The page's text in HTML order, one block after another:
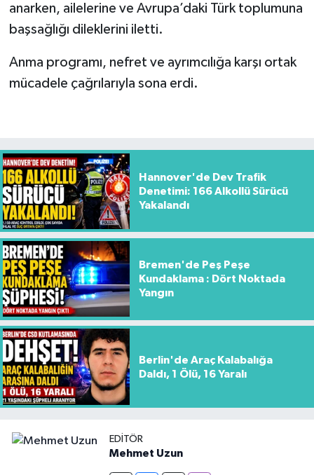
anarken, ailelerine ve Avrupa’daki Türk toplumuna
başsağlığı dileklerini iletti.
Anma programı, nefret ve ayrımcılığa karşı ortak
mücadele çağrılarıyla sona erdi.
Hannover'de Dev Trafik
Denetimi: 166 Alkollü Sürücü
Yakalandı
Bremen'de Peş Peşe
Kundaklama : Dört Noktada
Yangın
Berlin'de Araç Kalabalığa
Daldı, 1 Ölü, 16 Yaralı
EDITÖR
Mehmet Uzun